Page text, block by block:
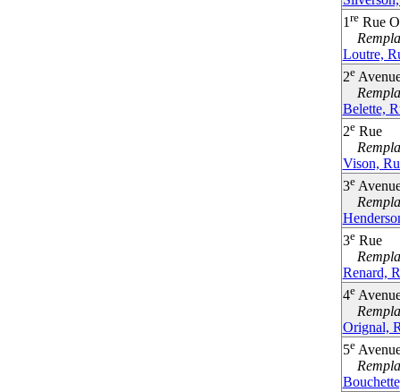
1 reRue
Loutre,
2e
Belette,
2eRue
Vison,
3e
3eRue
Renard,
4e
Orignal,
5e